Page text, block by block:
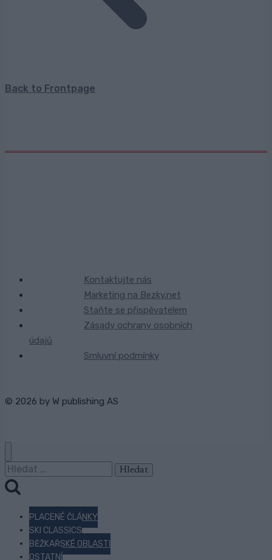
Back to Frontpage
Kontaktujte nás
Marketing na Bezky.net
Staňte se přispěvatelem
Zásady ochrany osobních
údajů
Smluvní podmínky
© 2026 by W publishing AS
Vyhledávání
PLACENÉ ČLÁNKY
SKI CLASSICS
BĚŽKAŘSKÉ OBLASTI
OSTATNÍ